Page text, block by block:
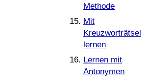
Methode
Mit
Kreuzworträtsel
lernen
Lernen mit
Antonymen